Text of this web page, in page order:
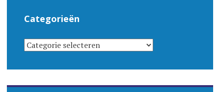
Categorieën
CATEGORIEËN